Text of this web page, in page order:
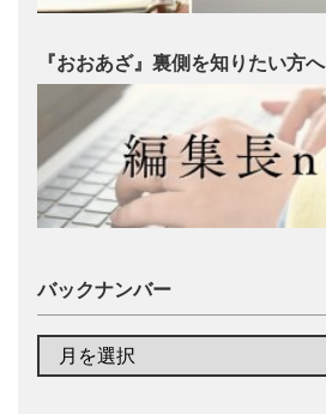
『おおあざ』裏側を知りたい方へ
バックナンバー